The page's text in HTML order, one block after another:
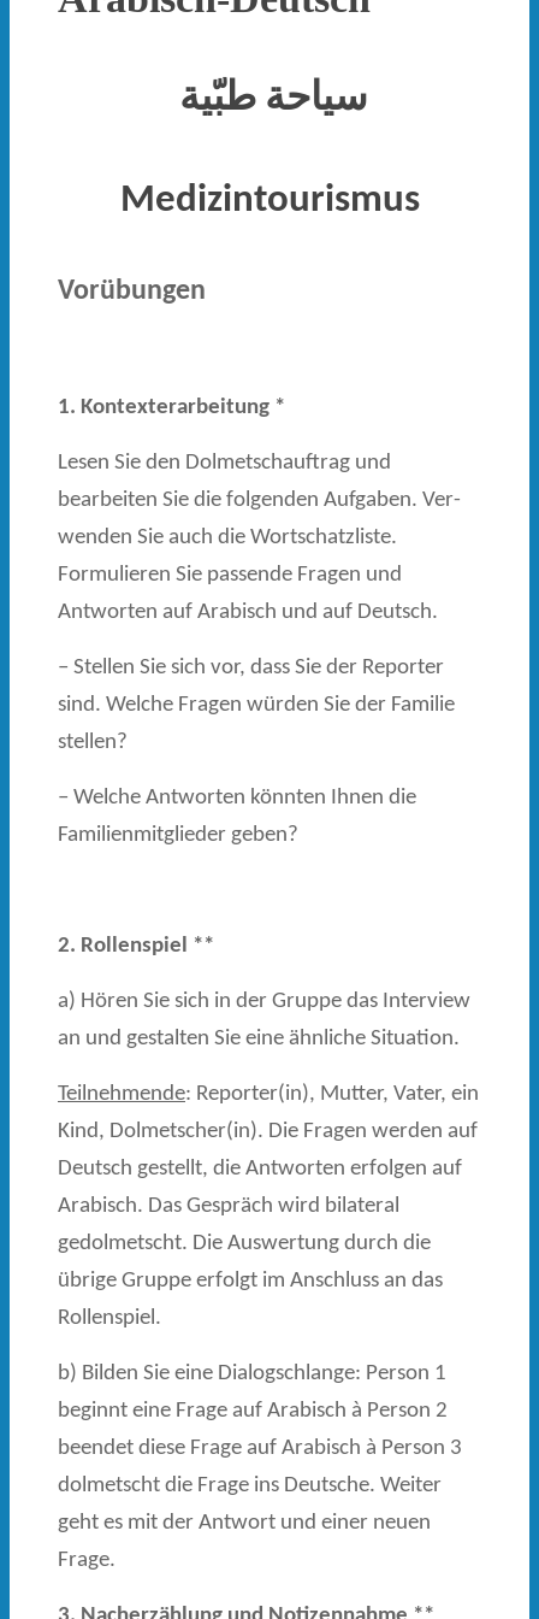
سياحة طبّية
Medizintourismus
Vorübungen
1. Kontexterarbeitung *
Lesen Sie den Dolmetschauftrag und
bearbeiten Sie die folgenden Aufgaben. Ver­
wenden Sie auch die Wortschatzliste.
Formulieren Sie passende Fragen und
Antworten auf Arabisch und auf Deutsch.
– Stellen Sie sich vor, dass Sie der Reporter
sind. Welche Fragen würden Sie der Familie
stellen?
– Welche Antworten könnten Ihnen die
Familienmitglieder geben?
2. Rollenspiel **
a) Hören Sie sich in der Gruppe das Interview
an und gestalten Sie eine ähnliche Situation.
Teilnehmende: Reporter(in), Mutter, Vater, ein
Kind, Dolmetscher(in). Die Fragen werden auf
Deutsch gestellt, die Antworten erfolgen auf
Arabisch. Das Gespräch wird bilateral
gedolmetscht. Die Auswertung durch die
übrige Gruppe erfolgt im Anschluss an das
Rollenspiel.
b) Bilden Sie eine Dialogschlange: Person 1
beginnt eine Frage auf Arabisch à Person 2
beendet diese Frage auf Arabisch à Person 3
dolmetscht die Frage ins Deutsche. Weiter
geht es mit der Antwort und einer neuen
Frage.